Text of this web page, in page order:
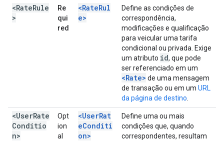
<RateRule
>
Re
qui
red
<RateRul
e>
Define as condições de
correspondência,
modificações e qualificação
para veicular uma tarifa
condicional ou privada. Exige
um atributo id, que pode
ser referenciado em um
<Rate> de uma mensagem
de transação ou em um URL
da página de destino
<UserRate
Conditio
n>
Opt
ion
al
<UserRat
eConditi
on>
Define uma ou mais
condições que, quando
correspondentes, resultam